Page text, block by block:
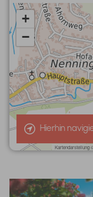
Hierhin